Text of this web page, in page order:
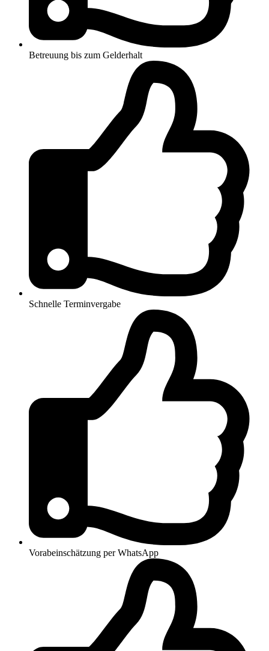
Betreuung bis zum Gelderhalt
Schnelle Terminvergabe
Vorabeinschätzung per WhatsApp